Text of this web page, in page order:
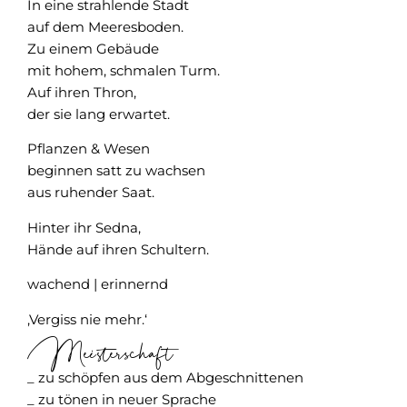
In eine strahlende Stadt
auf dem Meeresboden.
Zu einem Gebäude
mit hohem, schmalen Turm.
Auf ihren Thron,
der sie lang erwartet.
Pflanzen & Wesen
beginnen satt zu wachsen
aus ruhender Saat.
Hinter ihr Sedna,
Hände auf ihren Schultern.
wachend | erinnernd
‚Vergiss nie mehr.‘
Meisterschaft
_ zu schöpfen aus dem Abgeschnittenen
_ zu tönen in neuer Sprache